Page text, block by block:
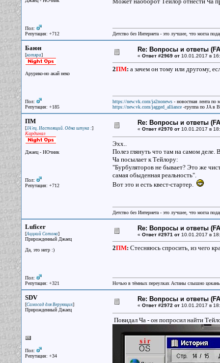
Пол:
Репутация: +712
Детство без Интернета - это лучшее, что могла
Баюн
[котяра]
Арурико-но акай неко
Пол:
Репутация: +185
Re: Вопросы и ответы
« Ответ #2969 от10.01.2017 в
2ПМ: а зачем он тому или другому,
https://new.vk.com/ja2nonews- новостная лента по
https://new.vk.com/jagged_alliance-группа по JA в
ПМ
[JA'ец. Настоящий. Одна штука :]
Кардинал
Джаец - НОчник
Пол:
Репутация: +712
Re: Вопросы и ответы
« Ответ #2970 от10.01.2017 в
Эхх..
Полез глянуть что там на самом
Ча посылает к Тейлору:
"Бурбуляторов не бывает? Это же
самая обыденная реальность".
Вот это и есть квест-стартер.
Детство без Интернета - это лучшее, что могла
Luficer
[Аццкий Сотона]
Прирожденный Джаец
Да, это негр :)
Пол:
Репутация: +321
Re: Вопросы и ответы
« Ответ #2971 от10.01.2017 в
2ПМ: Стесняюсь спросить, из чего
Ночью в тёмных переулках Астаны слышно
SDV
[Самосад для Верующих]
Прирожденный Джаец
Пол:
Репутация: +34
Re: Вопросы и ответы
« Ответ #2972 от10.01.2017 в
Повидал Ча - он попросил найти